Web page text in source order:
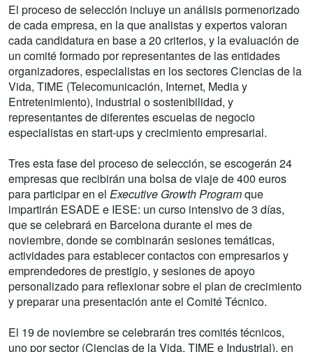
El proceso de selección incluye un análisis pormenorizado
de cada empresa, en la que analistas y expertos valoran
cada candidatura en base a 20 criterios, y la evaluación de
un comité formado por representantes de las entidades
organizadores, especialistas en los sectores Ciencias de la
Vida, TIME (Telecomunicación, Internet, Media y
Entretenimiento), industrial o sostenibilidad, y
representantes de diferentes escuelas de negocio
especialistas en start-ups y crecimiento empresarial.
Tres esta fase del proceso de selección, se escogerán 24
empresas que recibirán una bolsa de viaje de 400 euros
para participar en el Executive Growth Programque
impartirán ESADE e IESE: un curso intensivo de 3 días,
que se celebrará en Barcelona durante el mes de
noviembre, donde se combinarán sesiones temáticas,
actividades para establecer contactos con empresarios y
emprendedores de prestigio, y sesiones de apoyo
personalizado para reflexionar sobre el plan de crecimiento
y preparar una presentación ante el Comité Técnico.
El 19 de noviembre se celebrarán tres comités técnicos,
uno por sector (Ciencias de la Vida, TIME e Industrial), en